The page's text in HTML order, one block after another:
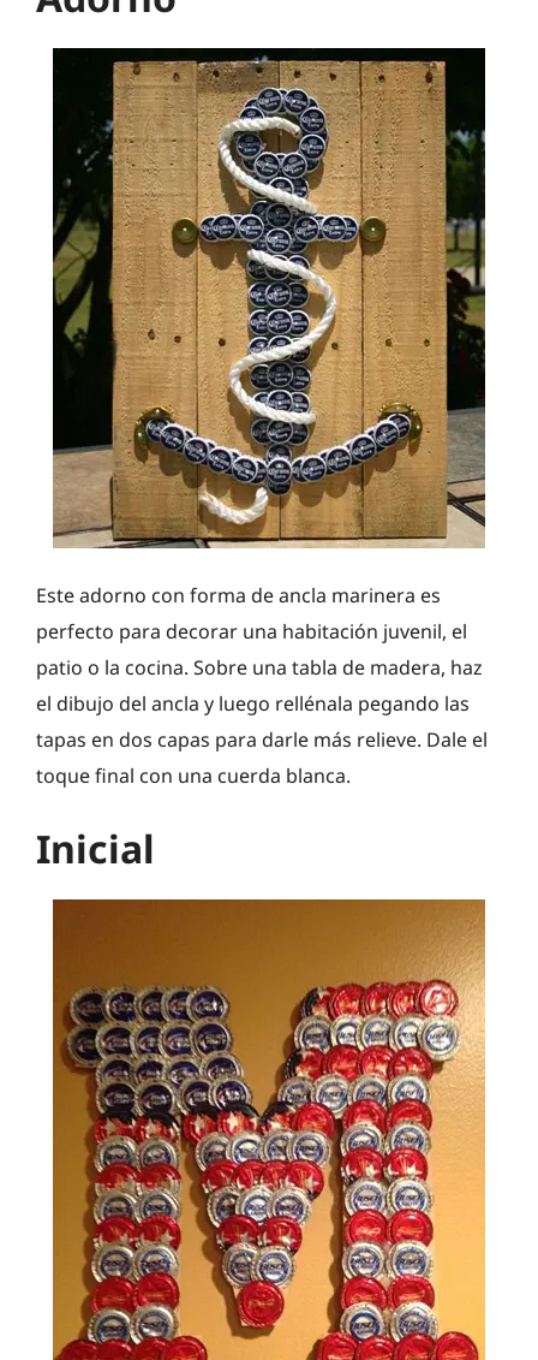
Este adorno con forma de ancla marinera es
perfecto para decorar una habitación juvenil, el
patio o la cocina. Sobre una tabla de madera, haz
el dibujo del ancla y luego rellénala pegando las
tapas en dos capas para darle más relieve. Dale el
toque final con una cuerda blanca.
Inicial